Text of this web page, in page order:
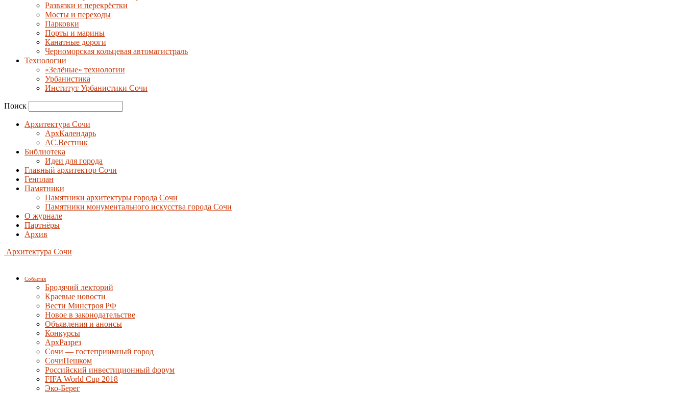
Развязки и перекрёстки
Мосты и переходы
Парковки
Порты и марины
Канатные дороги
Черноморская кольцевая автомагистраль
Технологии
«Зелёные» технологии
Урбанистика
Институт Урбанистики Сочи
Поиск
Архитектура Сочи
АрхКалендарь
АС.Вестник
Библиотека
Идеи для города
Главный архитектор Сочи
Генплан
Памятники
Памятники архитектуры города Сочи
Памятники монументального искусства города Сочи
О журнале
Партнёры
Архив
Архитектура Сочи
События
Бродячий лекторий
Краевые новости
Вести Минстроя РФ
Новое в законодательстве
Объявления и анонсы
Конкурсы
АрхРазрез
Сочи — гостеприимный город
СочиПешком
Российский инвестиционный форум
FIFA World Cup 2018
Эко-Берег